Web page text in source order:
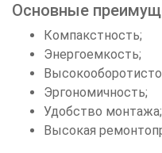
Основные
Компакстность;
Энергоемкость;
Эргономичность;
Удобство монтажа;
Высокая